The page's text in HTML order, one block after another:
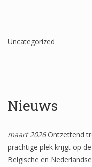
Onbeschilderd glas
Het onderzoek
Nieuws
maart 2026Ontzettend
prachtige plek krijgt op
Belgische en
Uncategorized